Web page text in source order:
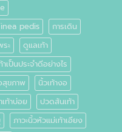
pedis
การเดิน
ะ
ดูแลเท้า
เป็นประจำดีอย่างไร
สุขภาพ
นิ้วเท้างอ
ท้าบ่อย
ปวดส้นเท้า
ภาวะนิ้วหัวแม่เท้าเอียง